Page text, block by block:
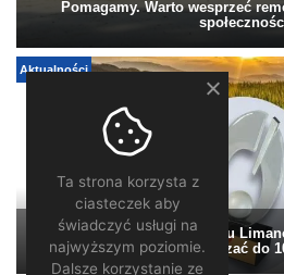
Pomagamy. Warto wesprzeć
Aktualności
„Turystyczna Perła Powiatu
można zgłaszać do
Ta strona korzysta z
ciasteczek aby
świadczyć usługi na
najwyższym poziomie.
Dalsze korzystanie ze